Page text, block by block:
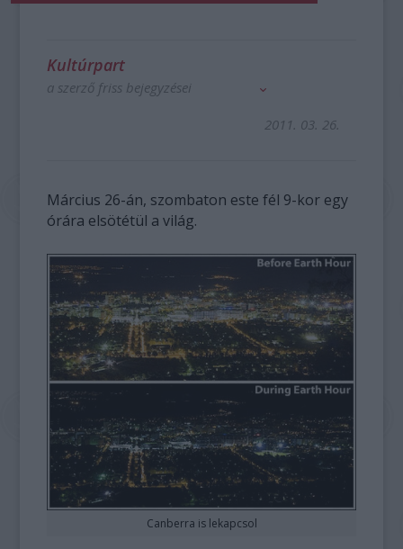
Kultúrpart
a szerző friss bejegyzései
2011. 03. 26.
Március 26-án, szombaton este fél 9-kor egy
órára elsötétül a világ.
Canberra is lekapcsol